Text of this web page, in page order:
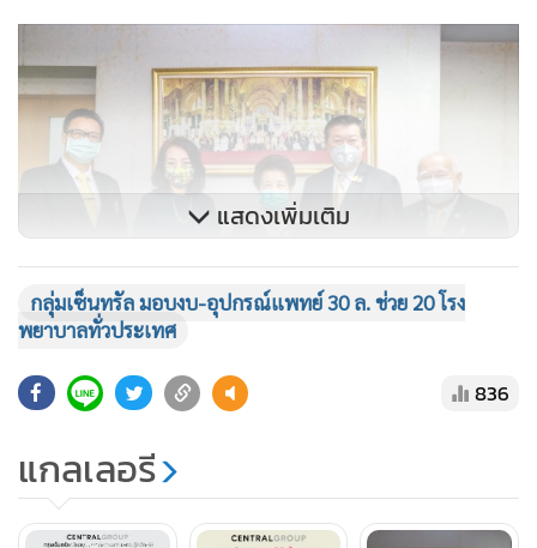
ทางการแพทย์ควรกระจายส่งมอบโรงพยาบาลให้ทั่วทุกภูมิภาค
ไม่ว่าจะในกรุงเทพฯ ปริมณฑล หรือต่างจังหวัด ที่มีความ
ขาดแคลนและร้องขอจริงๆ ซึ่งเบื้องต้นรวบรวมได้ทั้งหมด 20 โรง
แสดงเพิ่มเติม
กลุ่มเซ็นทรัล มอบงบ-อุปกรณ์แพทย์ 30 ล. ช่วย 20 โรง
พยาบาลทั่วประเทศ
836
แกลเลอรี